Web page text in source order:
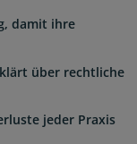
damit ihre
über rechtliche
jeder Praxis